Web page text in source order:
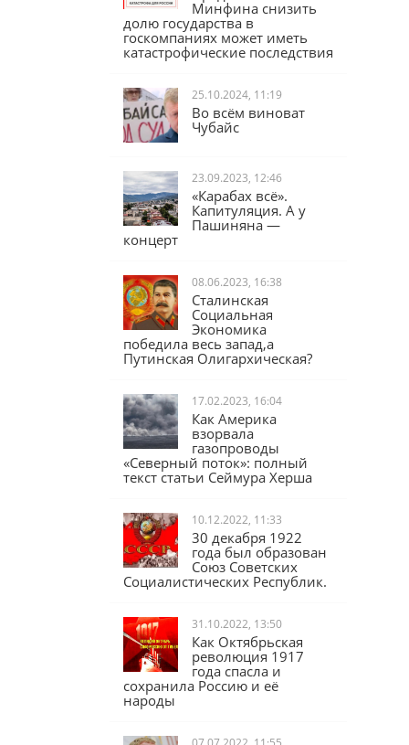
Юрий Афонин:
Предложение
Минфина снизить
долю государства в
катастрофические последствия
25.10.2024, 11:19
23.09.2023, 12:46
«Карабах всё».
концерт
08.06.2023, 16:38
Сталинская
Социальная
Экономика
Путинская Олигархическая?
17.02.2023, 16:04
Как Америка
взорвала
газопроводы
текст статьи Сеймура Херша
10.12.2022, 11:33
30 декабря 1922
года был образован
Социалистических Республик.
31.10.2022, 13:50
Как Октябрьская
революция 1917
народы